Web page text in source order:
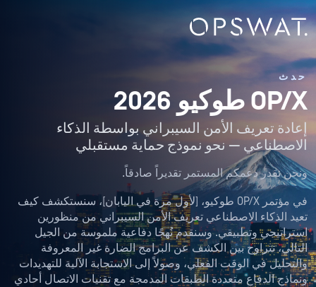
حدث
OP/X طوكيو 2026
إعادة تعريف الأمن السيبراني بواسطة الذكاء
الاصطناعي — نحو نموذج حماية مستقبلي
ونحن نقدر دعمكم المستمر تقديراً صادقاً.
في مؤتمر OP/X طوكيو، [لأول مرة في اليابان]، سنستكشف كيف
تعيد الذكاء الاصطناعي تعريف الأمن السيبراني من منظورين
استراتيجي وتطبيقي. وسنقدم نُهجًا دفاعية ملموسة من الجيل
التالي، تتراوح بين الكشف عن البرامج الضارة غير المعروفة
والتحليل في الوقت الفعلي، وصولاً إلى الاستجابة الآلية للتهديدات
ونماذج الدفاع متعددة الطبقات المدمجة مع تقنيات الاتصال أحادي